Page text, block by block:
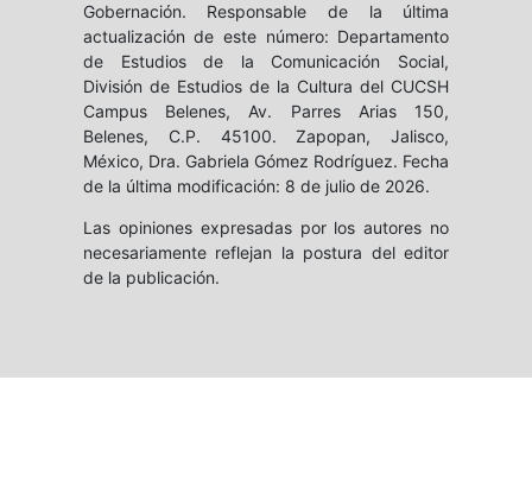
Gobernación. Responsable de la última
actualización de este número: Departamento
de Estudios de la Comunicación Social,
División de Estudios de la Cultura del CUCSH
Campus Belenes, Av. Parres Arias 150,
Belenes, C.P. 45100. Zapopan, Jalisco,
México, Dra. Gabriela Gómez Rodríguez. Fecha
de la última modificación: 8 de julio de 2026.
Las opiniones expresadas por los autores no
necesariamente reflejan la postura del editor
de la publicación.